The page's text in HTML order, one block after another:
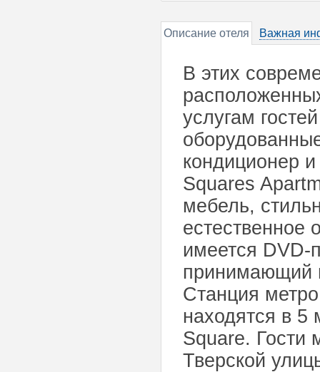
Описание отеля Важная
В этих
услугам
кондиционер
Squares
мебель,
естественное
имеется DVD-
принимающий
Станция
находятся в 5
Square. Гости
Тверской